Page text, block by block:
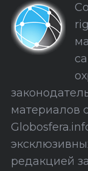
и
С
а
а
материалов
редакцией